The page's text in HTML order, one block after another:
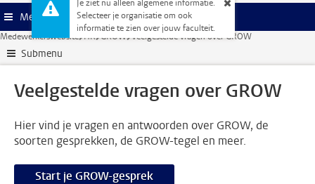
Je ziet nu alleen algemene informatie.
Selecteer je organisatie om ook
informatie te zien over jouw faculteit.
Menu
Medewerkerswebsite HR GROW Veelgestelde vragen over GROW
Submenu
Veelgestelde vragen over GROW
Hier vind je vragen en antwoorden over GROW, de
soorten gesprekken, de GROW-tegel en meer.
Start je GROW-gesprek